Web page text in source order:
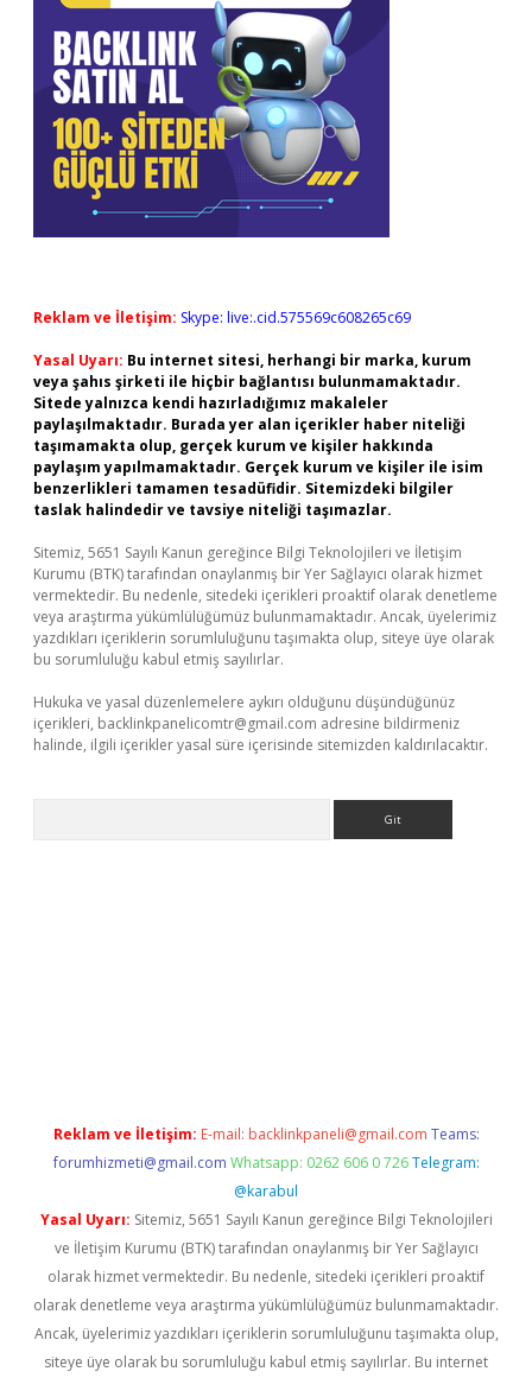
Reklam ve İletişim: Skype: live:.cid.575569c608265c69
Yasal Uyarı: Bu internet sitesi, herhangi bir marka, kurum
veya şahıs şirketi ile hiçbir bağlantısı bulunmamaktadır.
Sitede yalnızca kendi hazırladığımız makaleler
paylaşılmaktadır. Burada yer alan içerikler haber niteliği
taşımamakta olup, gerçek kurum ve kişiler hakkında
paylaşım yapılmamaktadır. Gerçek kurum ve kişiler ile isim
benzerlikleri tamamen tesadüfidir. Sitemizdeki bilgiler
taslak halindedir ve tavsiye niteliği taşımazlar.
Sitemiz, 5651 Sayılı Kanun gereğince Bilgi Teknolojileri ve İletişim
Kurumu (BTK) tarafından onaylanmış bir Yer Sağlayıcı olarak hizmet
vermektedir. Bu nedenle, sitedeki içerikleri proaktif olarak denetleme
veya araştırma yükümlülüğümüz bulunmamaktadır. Ancak, üyelerimiz
yazdıkları içeriklerin sorumluluğunu taşımakta olup, siteye üye olarak
bu sorumluluğu kabul etmiş sayılırlar.
Hukuka ve yasal düzenlemelere aykırı olduğunu düşündüğünüz
içerikleri, backlinkpanelicomtr@gmail.com adresine bildirmeniz
halinde, ilgili içerikler yasal süre içerisinde sitemizden kaldırılacaktır.
Reklam ve İletişim: E-mail: backlinkpaneli@gmail.com Teams:
forumhizmeti@gmail.com Whatsapp: 0262 606 0 726 Telegram:
@karabul
Yasal Uyarı: Sitemiz, 5651 Sayılı Kanun gereğince Bilgi Teknolojileri
ve İletişim Kurumu (BTK) tarafından onaylanmış bir Yer Sağlayıcı
olarak hizmet vermektedir. Bu nedenle, sitedeki içerikleri proaktif
olarak denetleme veya araştırma yükümlülüğümüz bulunmamaktadır.
Ancak, üyelerimiz yazdıkları içeriklerin sorumluluğunu taşımakta olup,
siteye üye olarak bu sorumluluğu kabul etmiş sayılırlar. Bu internet